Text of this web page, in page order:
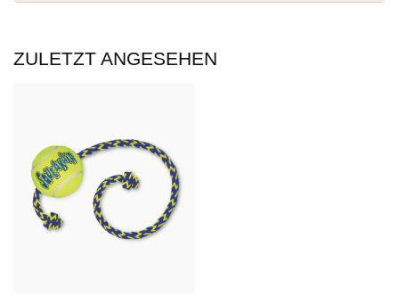
ZULETZT ANGESEHEN